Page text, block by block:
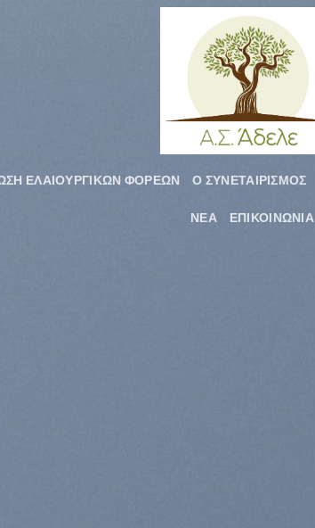
ΕΛΑΙΟΥΡΓΙΚΩΝ ΦΟΡΕΩΝ Ο ΣΥΝΕΤΑΙΡΙΣΜΟΣ
ΝΕΑ ΕΠΙΚΟΙΝΩΝΙΑ